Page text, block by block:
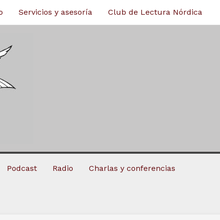
Servicios y asesoría Club de Lectura Nórdica
Podcast Radio Charlas y conferencias